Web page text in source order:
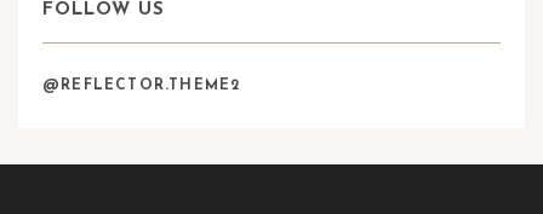
FOLLOW US
@REFLECTOR.THEME2